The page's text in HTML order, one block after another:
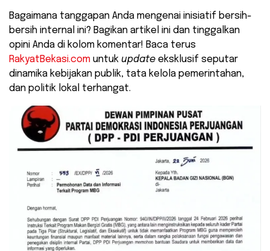
Bagaimana tanggapan Anda mengenai inisiatif bersih-
bersih internal ini? Bagikan artikel ini dan tinggalkan
opini Anda di kolom komentar! Baca terus
RakyatBekasi.com untuk update eksklusif seputar
dinamika kebijakan publik, tata kelola pemerintahan,
dan politik lokal terhangat.